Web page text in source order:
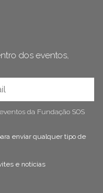
dos eventos,
da Fundação SOS
enviar qualquer tipo de
e notícias